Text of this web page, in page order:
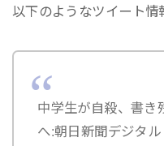
以下のようなツイート情
中学生が自殺、書き
へ:朝日新聞デジタル